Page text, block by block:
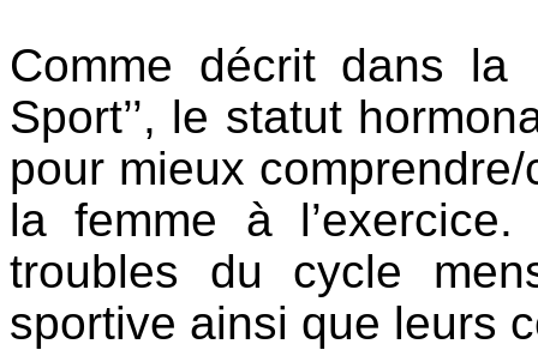
Comme décrit dans la
Sport’’, le statut
pour mieux
la femme à
troubles du cycle
sportive ainsi que leurs